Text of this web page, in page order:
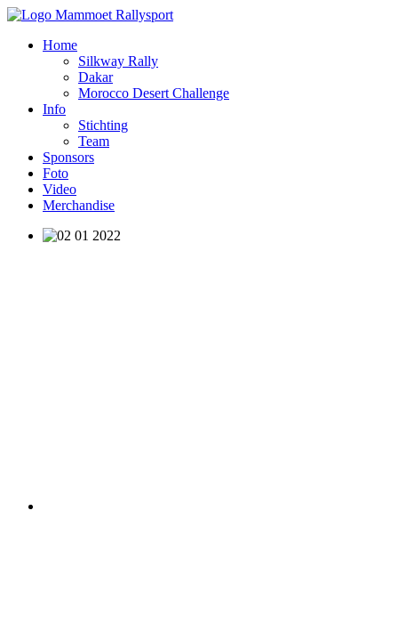
Home
Silkway Rally
Dakar
Morocco Desert Challenge
Info
Stichting
Team
Sponsors
Foto
Video
Merchandise